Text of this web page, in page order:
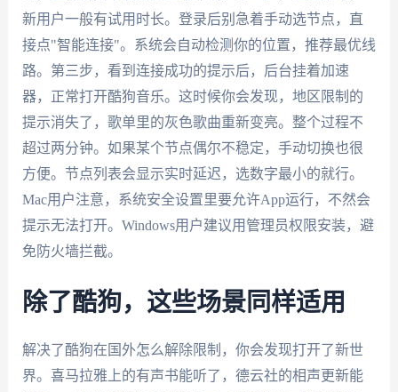
新用户一般有试用时长。登录后别急着手动选节点，直
接点"智能连接"。系统会自动检测你的位置，推荐最优线
路。第三步，看到连接成功的提示后，后台挂着加速
器，正常打开酷狗音乐。这时候你会发现，地区限制的
提示消失了，歌单里的灰色歌曲重新变亮。整个过程不
超过两分钟。如果某个节点偶尔不稳定，手动切换也很
方便。节点列表会显示实时延迟，选数字最小的就行。
Mac用户注意，系统安全设置里要允许App运行，不然会
提示无法打开。Windows用户建议用管理员权限安装，避
免防火墙拦截。
除了酷狗，这些场景同样适用
解决了酷狗在国外怎么解除限制，你会发现打开了新世
界。喜马拉雅上的有声书能听了，德云社的相声更新能